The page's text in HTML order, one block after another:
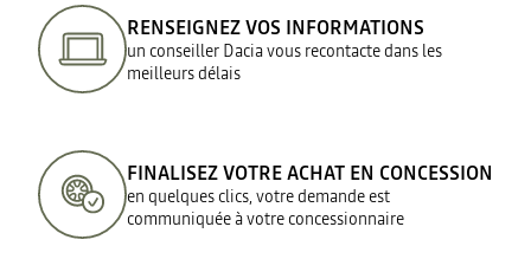
RENSEIGNEZ VOS INFORMATIONS
un conseiller Dacia vous recontacte dans les
meilleurs délais
FINALISEZ VOTRE ACHAT EN CONCESSION
en quelques clics, votre demande est
communiquée à votre concessionnaire